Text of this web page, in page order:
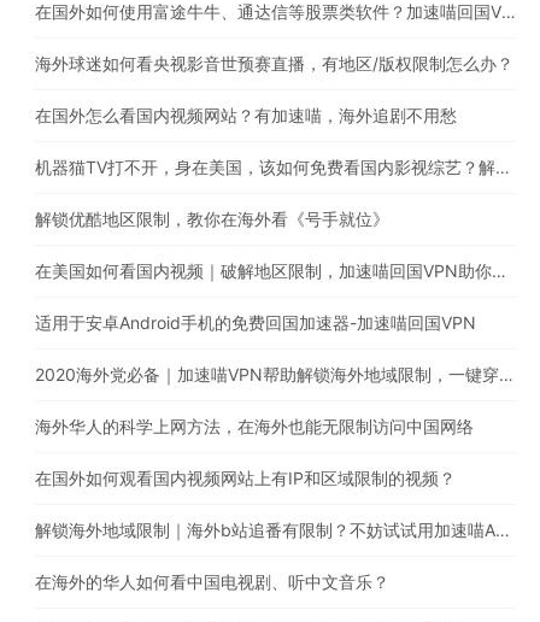
在国外如何使用富途牛牛、通达信等股票类软件？加速喵回国VPN助你解锁地区限制
海外球迷如何看央视影音世预赛直播，有地区/版权限制怎么办？
在国外怎么看国内视频网站？有加速喵，海外追剧不用愁
机器猫TV打不开，身在美国，该如何免费看国内影视综艺？解除海外地区限制就靠它！
解锁优酷地区限制，教你在海外看《号手就位》
在美国如何看国内视频｜破解地区限制，加速喵回国VPN助你一键穿梭回国看《长歌行》
适用于安卓Android手机的免费回国加速器-加速喵回国VPN
2020海外党必备｜加速喵VPN帮助解锁海外地域限制，一键穿梭回国，支持Chrome/windows/macOS/iOS/android/TV下载
海外华人的科学上网方法，在海外也能无限制访问中国网络
在国外如何观看国内视频网站上有IP和区域限制的视频？
解锁海外地域限制｜海外b站追番有限制？不妨试试用加速喵App解锁
在海外的华人如何看中国电视剧、听中文音乐？